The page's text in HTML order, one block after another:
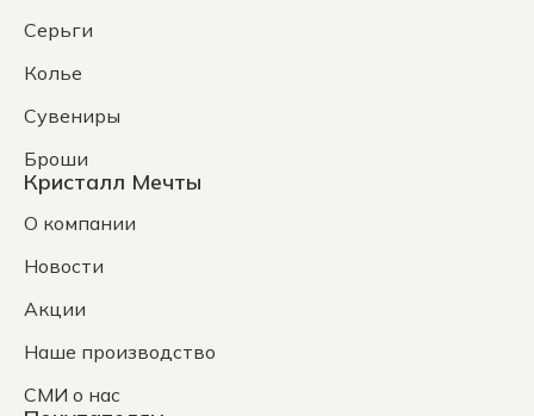
Серьги
Колье
Сувениры
Броши
Кристалл Мечты
О компании
Новости
Акции
Наше производство
СМИ о нас